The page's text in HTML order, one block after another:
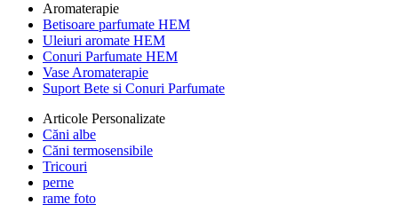
Aromaterapie
Betisoare parfumate HEM
Uleiuri aromate HEM
Conuri Parfumate HEM
Vase Aromaterapie
Suport Bete si Conuri Parfumate
Articole Personalizate
Căni albe
Căni termosensibile
Tricouri
perne
rame foto